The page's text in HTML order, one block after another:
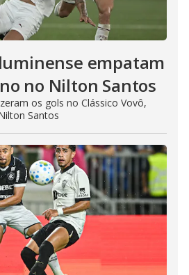
empatam
no Nilton Santos
os gols no Clássico Vovô,
Santos